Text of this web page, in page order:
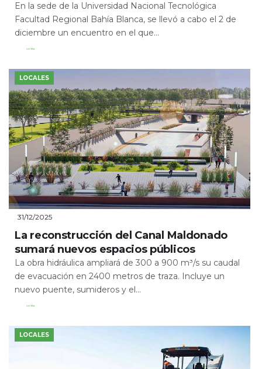
En la sede de la Universidad Nacional Tecnológica
Facultad Regional Bahía Blanca, se llevó a cabo el 2 de
diciembre un encuentro en el que...
Leer Más
LOCALES
31/12/2025
La reconstrucción del Canal Maldonado
sumará nuevos espacios públicos
La obra hidráulica ampliará de 300 a 900 m³/s su caudal
de evacuación en 2400 metros de traza. Incluye un
nuevo puente, sumideros y el...
Leer Más
LOCALES